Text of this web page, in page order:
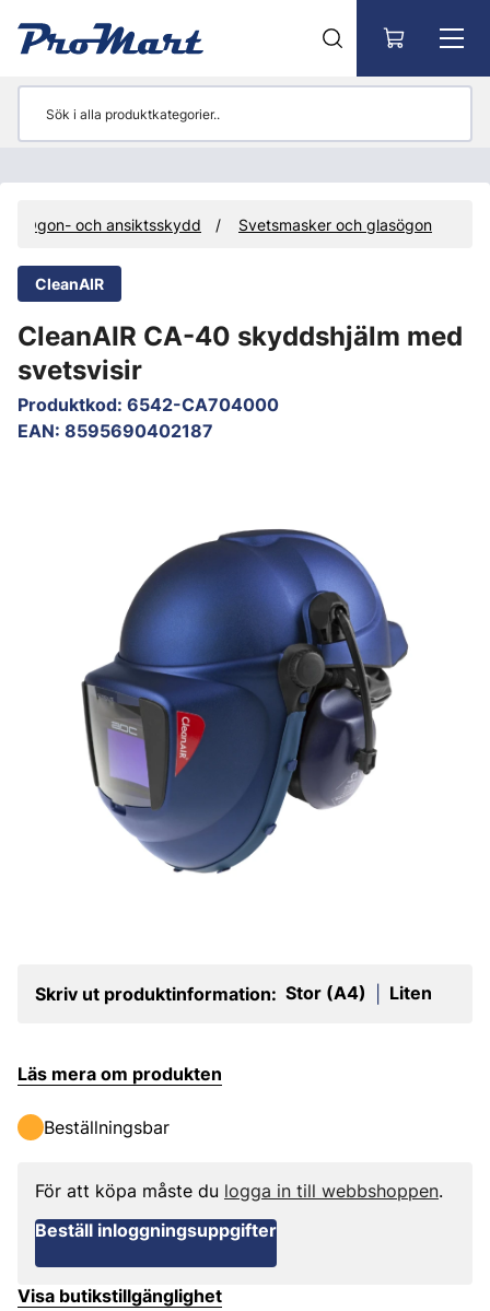
Ögon- och ansiktsskydd Svetsmasker och glasögon
CleanAIR
CleanAIR CA-40 skyddshjälm med
svetsvisir
Produktkod: 6542-CA704000
EAN: 8595690402187
Skriv ut produktinformation: Stor (A4) Liten
Läs mera om produkten
Beställningsbar
För att köpa måste du logga in till webbshoppen.
Beställ inloggningsuppgifter
Visa butikstillgänglighet